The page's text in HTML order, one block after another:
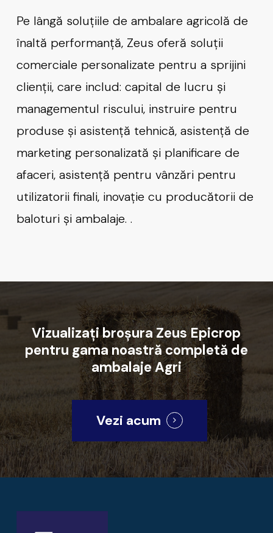
Pe lângă soluțiile de ambalare agricolă de
înaltă performanță, Zeus oferă soluții
comerciale personalizate pentru a sprijini
clienții, care includ: capital de lucru și
managementul riscului, instruire pentru
produse și asistență tehnică, asistență de
marketing personalizată și planificare de
afaceri, asistență pentru vânzări pentru
utilizatorii finali, inovație cu producătorii de
baloturi și ambalaje. .
Vizualizațibroșura Zeus Epicrop
pentru gama noastrăcompletă de
ambalajeAgri
Vezi acum